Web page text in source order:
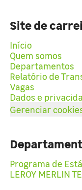
Site de
Início
Quem somos
Departamentos
Relatório de
Vagas
Dados e
Gerenciar
Programa de
LEROY MERLIN